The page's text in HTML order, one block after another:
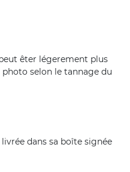
êter légerement plus
selon le tannage du
dans sa boîte signée